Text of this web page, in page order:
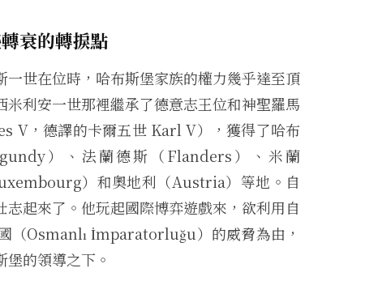
衰的轉捩點
世在位時，哈布斯堡家族的權力幾乎達至頂
利安一世那裡繼承了德意志王位和神聖羅馬
V，德譯的卡爾五世 Karl V），獲得了哈布
）、法蘭德斯（Flanders）、米蘭
）和奧地利（Austria）等地。自
起來了。他玩起國際博弈遊戲來，欲利用自
（Osmanlı İmparatorluğu）的威脅為由，
的領導之下。